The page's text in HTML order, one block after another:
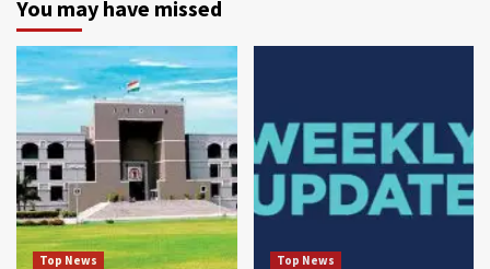
You may have missed
Top News Top News